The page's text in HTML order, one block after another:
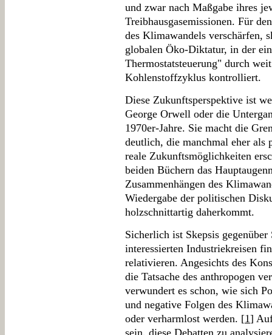
und zwar nach Maßgabe ihres
Treibhausgasemissionen. Für
des Klimawandels verschärfen,
globalen Öko-Diktatur, in der
Thermostatsteuerung" durch
Kohlenstoffzyklus kontrolliert.
Diese Zukunftsperspektive ist
George Orwell oder die
1970er-Jahre. Sie macht die
deutlich, die manchmal eher als
reale Zukunftsmöglichkeiten
beiden Büchern das
Zusammenhängen des
Wiedergabe der politischen
holzschnittartig daherkommt.
Sicherlich ist Skepsis
interessierten Industriekreisen
relativieren. Angesichts des
die Tatsache des anthropogen
verwundert es schon, wie sich
und negative Folgen des
oder verharmlost werden. [1]
sein, diese Debatten zu